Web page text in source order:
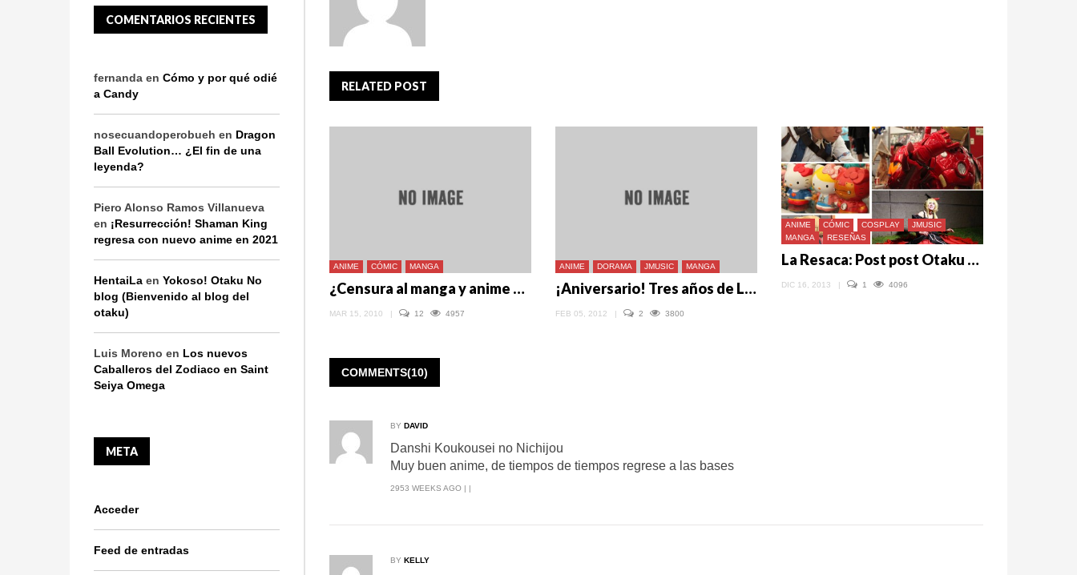
RELATED POST
ANIME CÓMIC MANGA
¿Censura al manga y anime en Japón?
MAR 15, 2010 | 12 4957
ANIME DORAMA JMUSIC MANGA
¡Aniversario! Tres años de Lady Otaku
FEB 05, 2012 | 2 3800
ANIME CÓMIC COSPLAY
JMUSIC
MANGA
RESEÑAS
La Resaca: Post post Otaku Fest 2013
DIC 16, 2013 | 1 4096
COMMENTS(10)
BY DAVID
Danshi Koukousei no Nichijou
Muy buen anime, de tiempos de tiempos regrese a las bases
2953 WEEKS AGO | |
BY KELLY
COMENTARIOS RECIENTES
fernanda en Cómo y por qué odié
a Candy
nosecuandoperobueh en Dragon
Ball Evolution… ¿El fin de una
leyenda?
Piero Alonso Ramos Villanueva
en ¡Resurrección! Shaman King
regresa con nuevo anime en 2021
HentaiLa en Yokoso! Otaku No
blog (Bienvenido al blog del
otaku)
Luis Moreno en Los nuevos
Caballeros del Zodiaco en Saint
Seiya Omega
META
Acceder
Feed de entradas